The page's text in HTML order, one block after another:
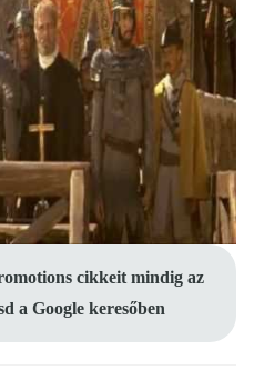
cikkeit mindig az
a Google keresőben